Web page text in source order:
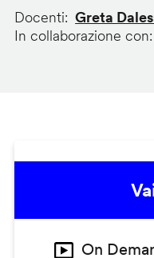
Docenti
Greta
In collaborazione con
On